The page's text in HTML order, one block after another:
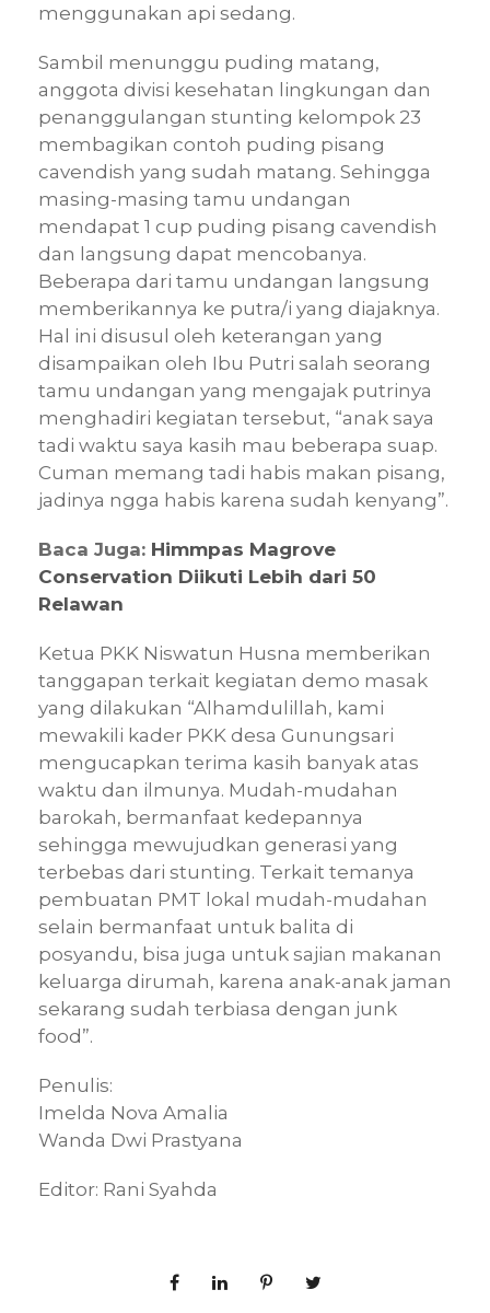
menggunakan api sedang.
Sambil menunggu puding matang,
anggota divisi kesehatan lingkungan dan
penanggulangan stunting kelompok 23
membagikan contoh puding pisang
cavendish yang sudah matang. Sehingga
masing-masing tamu undangan
mendapat 1 cup puding pisang cavendish
dan langsung dapat mencobanya.
Beberapa dari tamu undangan langsung
memberikannya ke putra/i yang diajaknya.
Hal ini disusul oleh keterangan yang
disampaikan oleh Ibu Putri salah seorang
tamu undangan yang mengajak putrinya
menghadiri kegiatan tersebut, “anak saya
tadi waktu saya kasih mau beberapa suap.
Cuman memang tadi habis makan pisang,
jadinya ngga habis karena sudah kenyang”.
Baca Juga: Himmpas Magrove
Conservation Diikuti Lebih dari 50
Relawan
Ketua PKK Niswatun Husna memberikan
tanggapan terkait kegiatan demo masak
yang dilakukan “Alhamdulillah, kami
mewakili kader PKK desa Gunungsari
mengucapkan terima kasih banyak atas
waktu dan ilmunya. Mudah-mudahan
barokah, bermanfaat kedepannya
sehingga mewujudkan generasi yang
terbebas dari stunting. Terkait temanya
pembuatan PMT lokal mudah-mudahan
selain bermanfaat untuk balita di
posyandu, bisa juga untuk sajian makanan
keluarga dirumah, karena anak-anak jaman
sekarang sudah terbiasa dengan junk
food”.
Penulis:
Imelda Nova Amalia
Wanda Dwi Prastyana
Editor: Rani Syahda